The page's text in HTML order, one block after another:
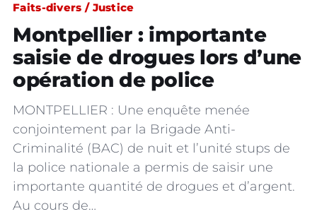
Faits-divers / Justice
Montpellier : importante
saisie de drogues lors d’une
opération de police
MONTPELLIER : Une enquête menée
conjointement par la Brigade Anti-
Criminalité (BAC) de nuit et l’unité stups de
la police nationale a permis de saisir une
importante quantité de drogues et d’argent.
Au cours de…